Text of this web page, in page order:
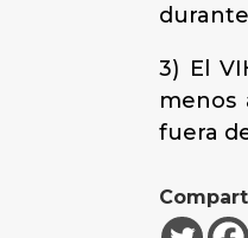
3) El
menos
fuera